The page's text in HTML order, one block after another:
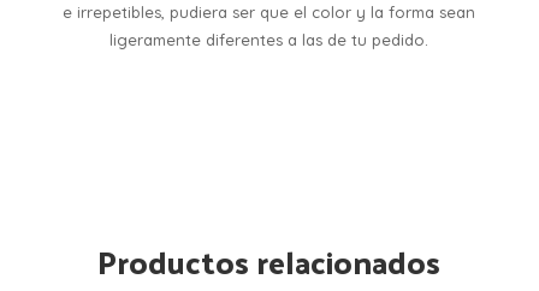
e irrepetibles, pudiera ser que el color y la forma sean
ligeramente diferentes a las de tu pedido.
Productos relacionados